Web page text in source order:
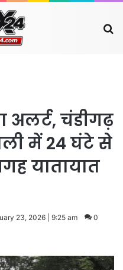
अलर्ट, चंडीगढ़
में 24 घंटे से
यातायात
23, 2026 | 9:25 am 0